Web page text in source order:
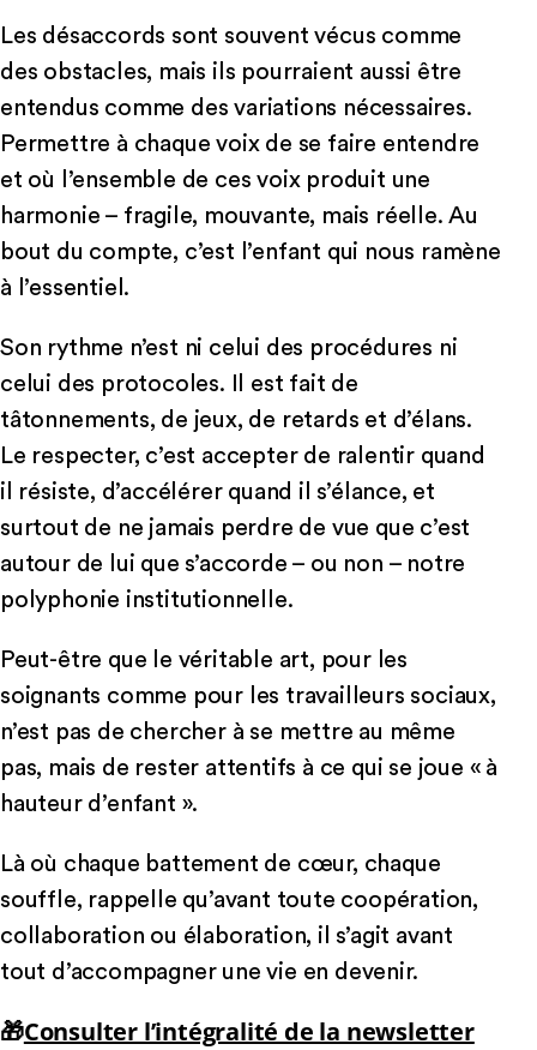
Les désaccords sont souvent vécus comme
des obstacles, mais ils pourraient aussi être
entendus comme des variations nécessaires.
Permettre à chaque voix de se faire entendre
et où l’ensemble de ces voix produit une
harmonie – fragile, mouvante, mais réelle. Au
bout du compte, c’est l’enfant qui nous ramène
à l’essentiel.
Son rythme n’est ni celui des procédures ni
celui des protocoles. Il est fait de
tâtonnements, de jeux, de retards et d’élans.
Le respecter, c’est accepter de ralentir quand
il résiste, d’accélérer quand il s’élance, et
surtout de ne jamais perdre de vue que c’est
autour de lui que s’accorde – ou non – notre
polyphonie institutionnelle.
Peut-être que le véritable art, pour les
soignants comme pour les travailleurs sociaux,
n’est pas de chercher à se mettre au même
pas, mais de rester attentifs à ce qui se joue « à
hauteur d’enfant ».
Là où chaque battement de cœur, chaque
souffle, rappelle qu’avant toute coopération,
collaboration ou élaboration, il s’agit avant
tout d’accompagner une vie en devenir.
🎁Consulter l’intégralité de la newsletter